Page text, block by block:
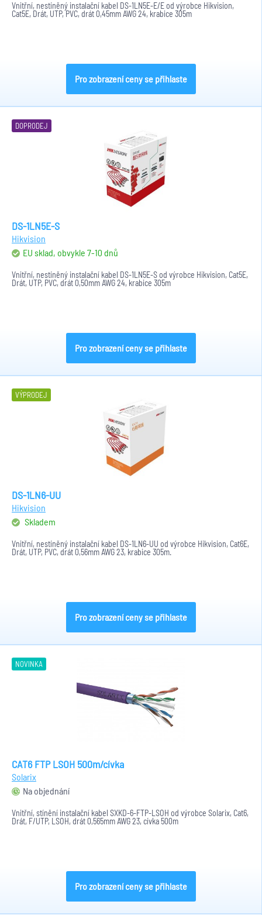
Vnitřní, nestíněný instalační kabel DS-1LN5E-E/E od výrobce Hikvision,
Cat5E, Drát, UTP, PVC, drát 0,45mm AWG 24, krabice 305m
Pro zobrazení ceny se přihlaste
DOPRODEJ
DS-1LN5E-S
Hikvision
EU sklad, obvykle 7-10 dnů
Vnitřní, nestíněný instalační kabel DS-1LN5E-S od výrobce Hikvision, Cat5E,
Drát, UTP, PVC, drát 0,50mm AWG 24, krabice 305m
Pro zobrazení ceny se přihlaste
VÝPRODEJ
DS-1LN6-UU
Hikvision
Skladem
Vnitřní, nestíněný instalační kabel DS-1LN6-UU od výrobce Hikvision, Cat6E,
Drát, UTP, PVC, drát 0,56mm AWG 23, krabice 305m.
Pro zobrazení ceny se přihlaste
NOVINKA
CAT6 FTP LSOH 500m/cívka
Solarix
Na objednání
Vnitřní, stínění instalační kabel SXKD-6-FTP-LSOH od výrobce Solarix, Cat6,
Drát, F/UTP, LSOH, drát 0,565mm AWG 23, cívka 500m
Pro zobrazení ceny se přihlaste